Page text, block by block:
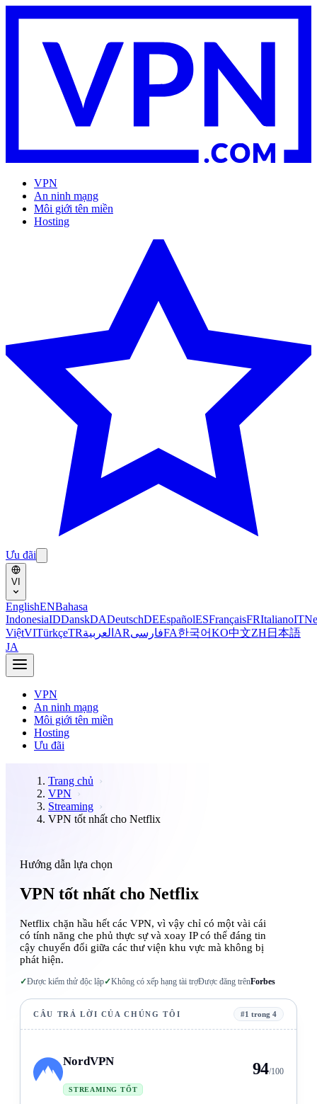
VPN
An ninh mạng
Môi giới tên miền
Hosting
Ưu đãi
VI
EnglishENBahasa
IndonesiaIDDanskDADeutschDEEspañolESFrançaisFRItalianoIT
ViệtVITürkçeTRالعربية ARفارسیFA한국어KO中文ZH 日本語
JA
VPN
An ninh mạng
Môi giới tên miền
Hosting
Ưu đãi
Trang chủ
VPN
Streaming
VPN tốt nhất cho Netflix
Hướng dẫn lựa chọn
VPN tốt nhất cho Netflix
Netflix chặn hầu hết các VPN, vì vậy chỉ có một vài cái
có tính năng che phủ thực sự và xoay IP có thể đáng tin
cậy chuyển đổi giữa các thư viện khu vực mà không bị
phát hiện.
✓Được kiểm thử độc lập✓Không có xếp hạng tài trợĐược đăng trênForbes
CÂU TRẢ LỜI CỦA CHÚNG TÔI #1 trong 4
NordVPN
STREAMING TỐT
94/100